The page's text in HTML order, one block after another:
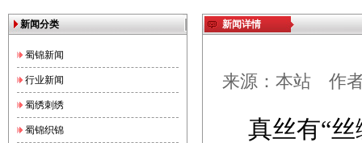
新闻分类
蜀锦新闻
行业新闻
蜀绣刺绣
蜀锦织锦
新闻详情
来源：本站 作
真丝有“丝